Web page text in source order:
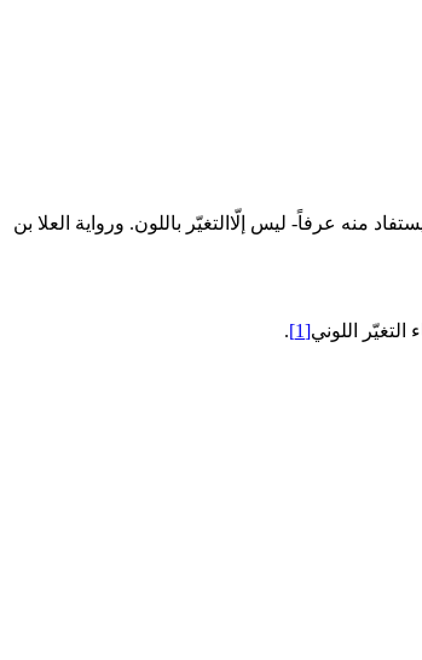
منه عرفاً- ليس إلّاالتغيّر باللون. ورواية العلا بن
اللوني‏[1]
.